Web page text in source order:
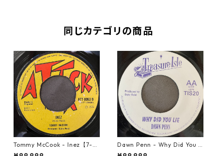
同じカテゴリの商品
Tommy McCook - Inez【7-21
840】
Dawn Penn - Why Did You Li
e【7-21938】